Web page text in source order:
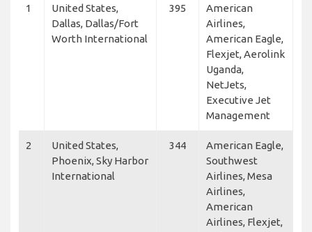
1
United States,
Dallas, Dallas/Fort
Worth International
395
American
Airlines,
American Eagle,
Flexjet, Aerolink
Uganda,
NetJets,
Executive Jet
Management
2
United States,
Phoenix, Sky Harbor
International
344
American Eagle,
Southwest
Airlines, Mesa
Airlines,
American
Airlines, Flexjet,